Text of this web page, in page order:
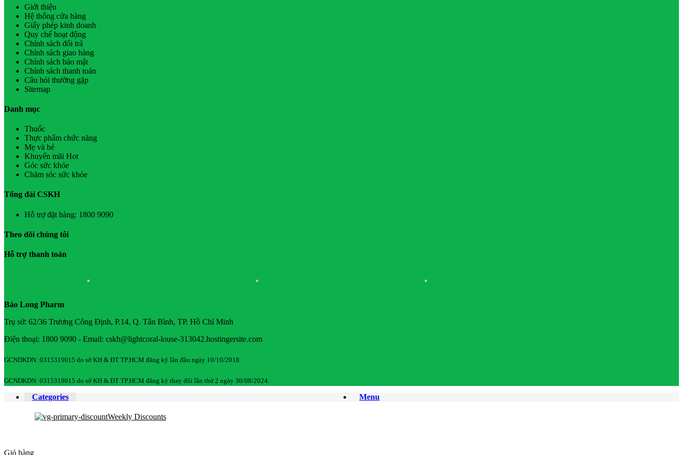
Giới thiệu
Hệ thống cửa hàng
Giấy phép kinh doanh
Quy chế hoạt động
Chính sách đổi trả
Chính sách giao hàng
Chính sách bảo mật
Chính sách thanh toán
Câu hỏi thường gặp
Sitemap
Danh mục
Thuốc
Thực phẩm chức năng
Mẹ và bé
Khuyến mãi Hot
Góc sức khỏe
Chăm sóc sức khỏe
Tổng đài CSKH
Hỗ trợ đặt hàng: 1800 9090
Theo dõi chúng tôi
Hỗ trợ thanh toán
Bảo Long Pharm
Trụ sở: 62/36 Trương Công Định, P.14, Q. Tân Bình, TP. Hồ Chí Minh
Điện thoại: 1800 9090 - Email: cskh@lightcoral-louse-313042.hostingersite.com
GCNDKDN: 0315319015 do sở KH & ĐT TP.HCM đăng ký lần đầu ngày 10/10/2018.
GCNDKDN: 0315319015 do sở KH & ĐT TP.HCM đăng ký thay đổi lần thứ 2 ngày 30/08/2024.
Menu
Categories
Weekly Discounts
Giỏ hàng